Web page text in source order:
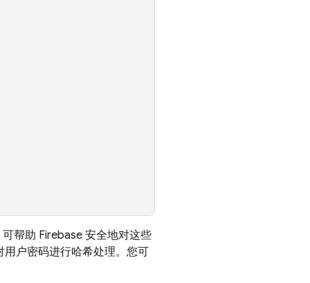
帮助 Firebase 安全地对这些
户密码进行哈希处理。您可